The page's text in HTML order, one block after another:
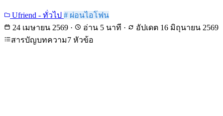
Ufriend - ทั่วไป # ผ่อนไอโฟน
24 เมษายน 2569 · อ่าน 5 นาที · อัปเดต 16 มิถุนายน 2569
สารบัญบทความ7 หัวข้อ